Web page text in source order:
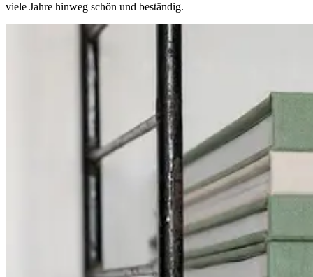
viele Jahre hinweg schön und beständig.